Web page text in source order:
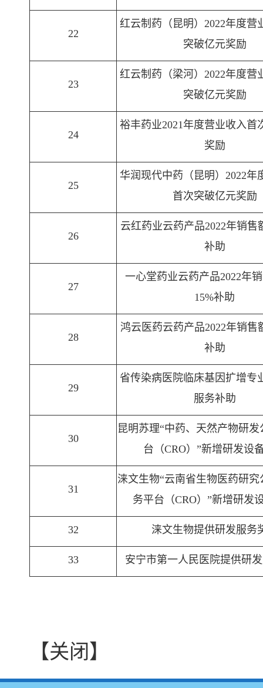
22
红云制药（昆明）2022年度营
突破亿元奖励
23
红云制药（梁河）2022年度营
突破亿元奖励
24
裕丰药业2021年度营业收入首
奖励
25
华润现代中药（昆明）2022年
首次突破亿元奖励
26
云红药业云药产品2022年销售
补助
27
一心堂药业云药产品2022年
15%补助
28
鸿云医药云药产品2022年销售
补助
29
省传染病医院临床基因扩增专
服务补助
30
昆明苏理“中药、天然产物研发
台（CRO）”新增研发设
31
涞文生物“云南省生物医药研究
务平台（CRO）”新增研发
32 涞文生物提供研发服务
33 安宁市第一人民医院提供研
【关闭】